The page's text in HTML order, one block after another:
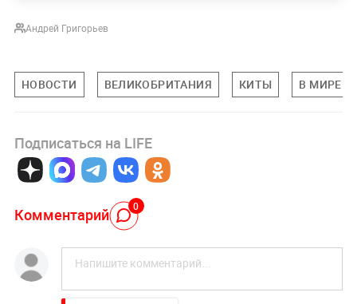
Андрей Григорьев
НОВОСТИ ВЕЛИКОБРИТАНИЯ КИТЫ В МИРЕ
Подписаться на LIFE
Комментарий 0